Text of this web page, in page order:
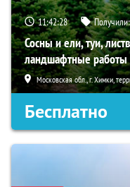
11:42:27
Сосны и ели, туи,
ландшафтные работы
Московская обл., г. Химки,
Бесплатно